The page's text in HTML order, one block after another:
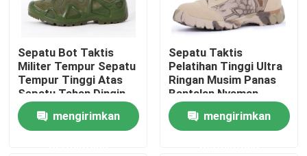
Rumah
Tentang kita
Kontak
Sepatu Bot Taktis
Militer Tempur Sepatu
Tempur Tinggi Atas
Sepatu Tahan Dingin
mengirimkan
Sepatu Taktis
Pelatihan Tinggi Ultra
Ringan Musim Panas
Bantalan Nyaman
mengirimkan